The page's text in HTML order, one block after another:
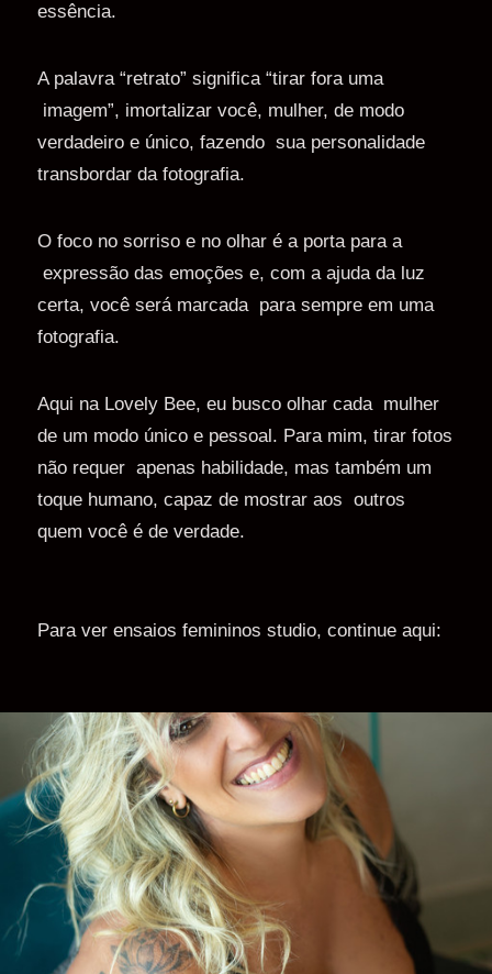
essência.
A palavra “retrato” significa “tirar fora uma
imagem”, imortalizar você, mulher, de modo
verdadeiro e único, fazendo sua personalidade
transbordar da fotografia.
O foco no sorriso e no olhar é a porta para a
expressão das emoções e, com a ajuda da luz
certa, você será marcada para sempre em uma
fotografia.
Aqui na Lovely Bee, eu busco olhar cada mulher
de um modo único e pessoal. Para mim, tirar fotos
não requer apenas habilidade, mas também um
toque humano, capaz de mostrar aos outros
quem você é de verdade.
Para ver ensaios femininos studio, continue aqui: